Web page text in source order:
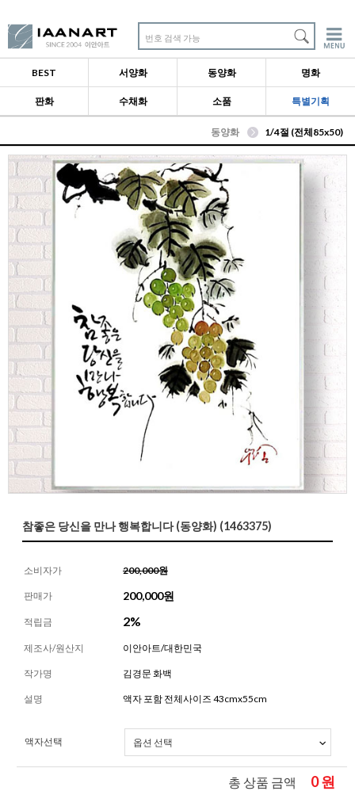
번호 검색 가능
BEST 서양화 동양화 명화
판화 수채화 소품 특별기획
동양화 1/4절 (전체85x50)
참좋은 당신을 만나 행복합니다 (동양화) (1463375)
소비자가 200,000원
판매가 200,000원
적립금 2%
제조사/원산지 이안아트/대한민국
작가명 김경문 화백
설명 액자 포함 전체사이즈 43cmx55cm
액자선택
총 상품 금액 0원